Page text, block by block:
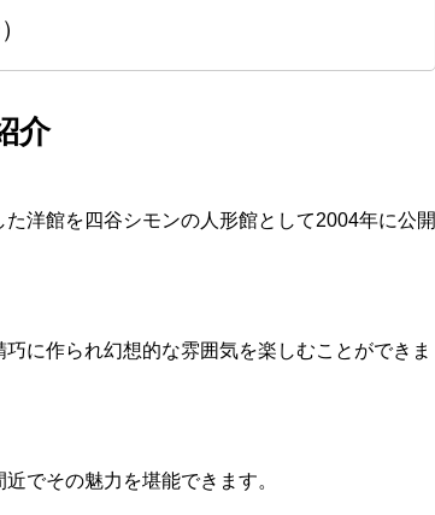
介
洋館を四谷シモンの人形館として2004年に公開
に作られ幻想的な雰囲気を楽しむことができま
でその魅力を堪能できます。